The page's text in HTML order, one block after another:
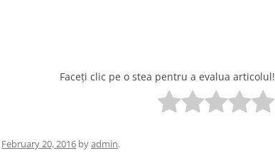
Faceți clic pe o stea pentru a evalua articolul!
February 20, 2016 byadmin.